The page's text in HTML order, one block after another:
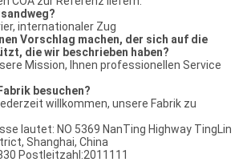
internationaler Zug
Vorschlag machen, der sich auf die
die wir beschrieben haben?
Mission, Ihnen professionellen Service
besuchen?
willkommen, unsere Fabrik zu
lautet: NO 5369 NanTing Highway TingLin
Shanghai, China
Postleitzahl:2011111